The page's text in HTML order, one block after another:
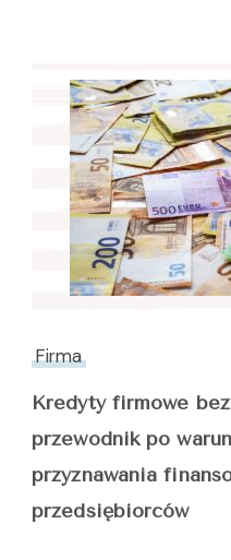
Firma
Kredyty firmowe
przewodnik po
przyznawania
przedsiębiorców